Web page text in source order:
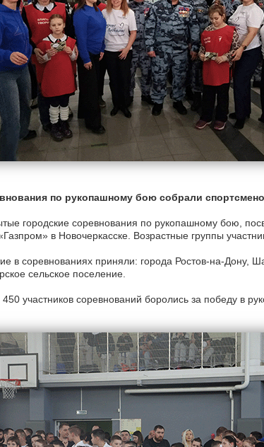
по рукопашному бою собрали
городские соревнования по рукопашному бою,
в Новочеркасске. Возрастные группы
в соревнованиях приняли: города Ростов-на-Дону,
сельское поселение.
450 участников соревнований боролись за победу в